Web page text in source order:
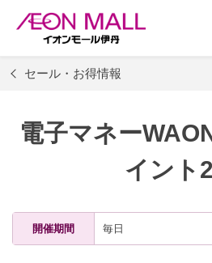
セール・お得情報
電子マネー
イント
開催期間 毎日